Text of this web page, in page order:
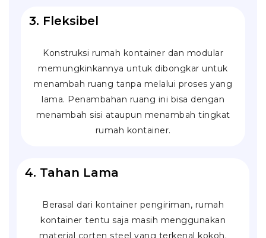
3. Fleksibel
Konstruksi rumah kontainer dan modular
memungkinkannya untuk dibongkar untuk
menambah ruang tanpa melalui proses yang
lama. Penambahan ruang ini bisa dengan
menambah sisi ataupun menambah tingkat
rumah kontainer.
4. Tahan Lama
Berasal dari kontainer pengiriman, rumah
kontainer tentu saja masih menggunakan
material corten steel yang terkenal kokoh.